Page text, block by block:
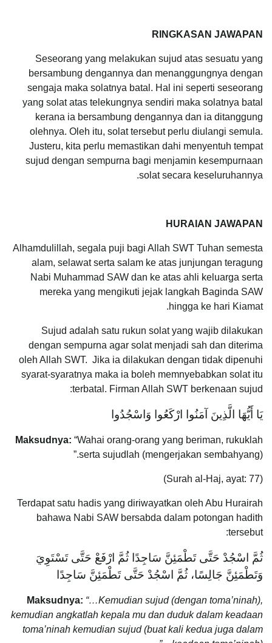
RINGKASAN JAWAPAN
Seseorang yang melakukan sujud atas sesuatu yang
bersambung dengannya dan menanggungnya dengan
sengaja maka solatnya batal. Hal ini seperti seseorang
yang solat atas telekungnya sendiri maka solatnya batal
kerana ia bersambung dengannya dan ia ditanggung
olehnya. Oleh itu, solat tersebut perlu diulangi semula.
Justeru, kita perlu memastikan dahi menyentuh tempat
sujud dengan sempurna bagi menjamin kesempurnaan
solat secara keseluruhannya.
HURAIAN JAWAPAN
Alhamdulillah, segala puji bagi Allah SWT Tuhan semesta
alam, selawat serta salam ke atas junjungan teragung
Nabi Muhammad SAW dan ke atas ahli keluarga serta
mereka yang mengikuti jejak langkah Baginda SAW
hingga ke hari Kiamat.
Sujud adalah satu rukun solat yang wajib dilakukan
dengan sempurna agar solat menjadi sah dan diterima
oleh Allah SWT. Jika ia dilakukan dengan tidak dipenuhi
syarat-syaratnya maka ia boleh memnyebabkan solat itu
terbatal. Firman Allah SWT berkenaan sujud:
يَا أَيُّهَا الَّذِينَ آمَنُوا ارْكَعُوا وَاسْجُدُوا
Maksudnya: “Wahai orang-orang yang beriman, rukuklah
serta sujudlah (mengerjakan sembahyang).”
(Surah al-Haj, ayat: 77)
Terdapat satu hadis yang diriwayatkan oleh Abu Hurairah
bahawa Nabi SAW bersabda dalam potongan hadith
tersebut:
ثُمَّ اسْجُدْ حَتَّى تَطْمَئِنَّ سَاجِدًا ثُمَّ ارْفَعْ حَتَّى تَسْتَوِيَ
وَتَطْمَئِنَّ جَالِسًا، ثُمَّ اسْجُدْ حَتَّى تَطْمَئِنَّ سَاجِدًا
Maksudnya: “…Kemudian sujud (dengan toma’ninah),
kemudian angkatlah kepala mu dan duduk dalam keadaan
toma’ninah kemudian sujud (buat kali kedua juga dalam